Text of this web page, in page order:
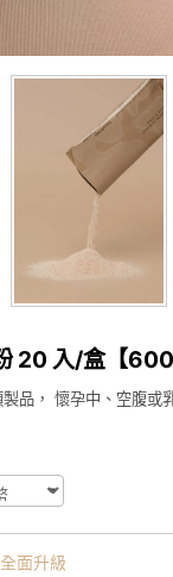
20 入/盒【
品， 懷孕中、空腹或
面升級